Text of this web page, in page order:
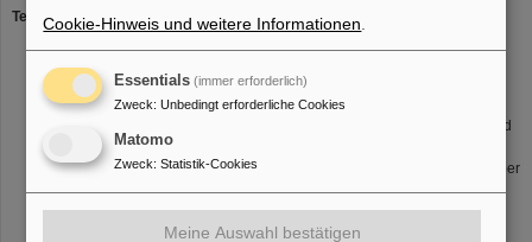
Terminvereinbarung
melden Sie sich bitte bei
moma(at)gsi.de
Falls Sie keinen freien Termin mehr buchen können, melden Sie sich
. Wir setzen Sie dann auf die Warteliste und
informieren Sie, wenn ein Termin frei wird.
Ihren Termin können Sie bis 24h vor dem stattfinden des Termins selber
stornieren. Den Stornierungslink finden Sie in der E-Mail zur
Bestätigung des reservierten Termins.
Danach wenden Sie sich bitte an
moma(at)gsi.de
Cookie-Hinweis und weitere Informationen
Essentials (immer erforderlich)
Zweck: Unbedingt erforderliche Cookies
Matomo
Zweck: Statistik-Cookies
Meine Auswahl bestätigen